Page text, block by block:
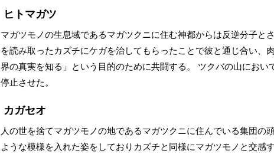
ヒトマガツ
マガツモノの生息域であるマガツクニに住む神都からは反逆分子
を読み取ったカズチにケガを治してもらったことで彼と通じ合い
界の真実を知る」という目的のために共闘する。 ツクバの山にお
停止させた。
カガセオ
人の世を捨てマガツモノの地であるマガツクニに住んでいる集団
ような模様を入れた姿をしておりカズチと同様にマガツモノと交